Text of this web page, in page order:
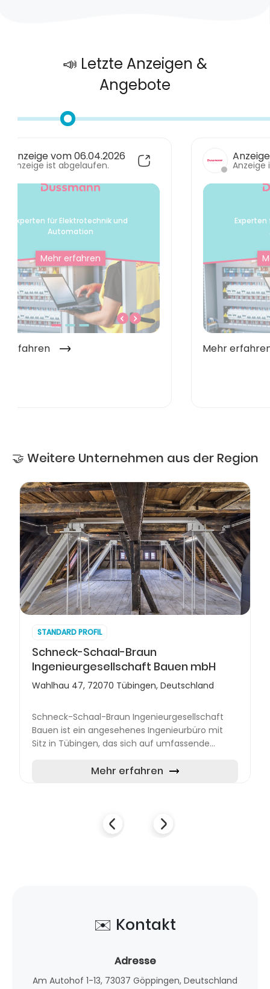
🤝 Weitere Unternehmen aus der Region
STANDARD PROFIL
Schneck-Schaal-Braun
Ingenieurgesellschaft Bauen mbH
Wahlhau 47, 72070 Tübingen, Deutschland
Schneck-Schaal-Braun Ingenieurgesellschaft
Bauen ist ein angesehenes Ingenieurbüro mit
Sitz in Tübingen, das sich auf umfassende
spezialisiert hat. Das Unternehm...
Mehr erfahren
✉️ Kontakt
Adresse
Am Autohof 1-13, 73037 Göppingen, Deutschland